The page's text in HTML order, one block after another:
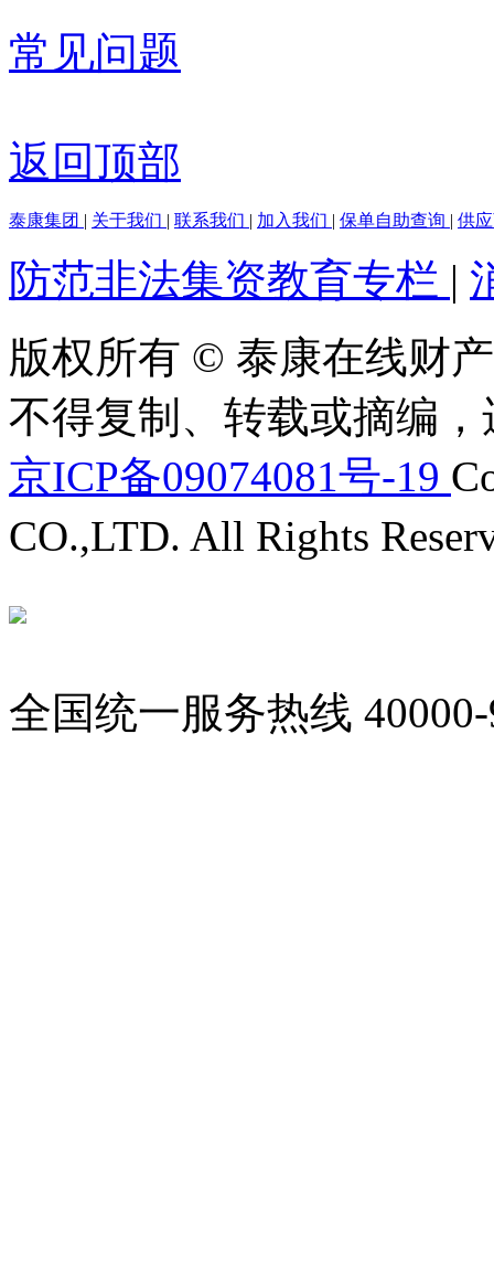
常见问题
返回顶部
泰康集团 | 关于我们 | 联系我们 | 加入我们 | 保单自助查询 | 供
防范非法集资教育专栏 |
版权所有 © 泰康在线财
不得复制、转载或摘编
京ICP备09074081号-19
CO.,LTD. All Rights
全国统一服务热线